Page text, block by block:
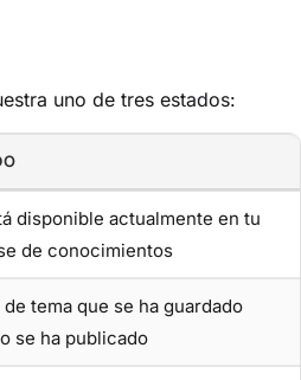
uno de tres estados:
disponible actualmente en tu
de conocimientos
tema que se ha guardado
se ha publicado